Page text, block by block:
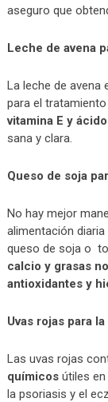
aseguro que
Leche de avena
La leche de avena
para el
vitamina E y
sana y clara.
Queso de soja
No hay mejor
alimentación
queso de soja o
calcio y grasas
antioxidantes y
Uvas rojas para
Las uvas rojas
químicosútiles en
la psoriasis y el